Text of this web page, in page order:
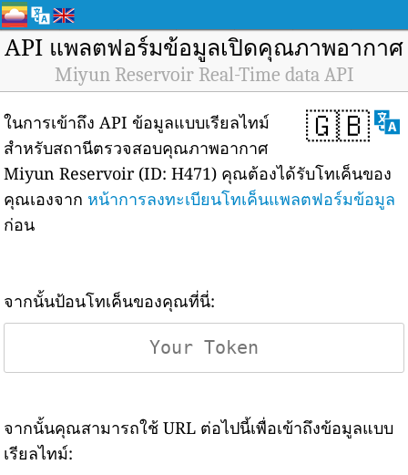
API แพลตฟอร์มข้อมูลเปิดคุณภาพอากาศ
Miyun Reservoir Real-Time data API
🇬🇧
ในการเข้าถึง API ข้อมูลแบบเรียลไทม์
สำหรับสถานีตรวจสอบคุณภาพอากาศ
Miyun Reservoir (ID: H471) คุณต้องได้รับโทเค็นของ
คุณเองจาก หน้าการลงทะเบียนโทเค็นแพลตฟอร์มข้อมูล
ก่อน
จากนั้นป้อนโทเค็นของคุณที่นี่:
จากนั้นคุณสามารถใช้ URL ต่อไปนี้เพื่อเข้าถึงข้อมูลแบบ
เรียลไทม์: